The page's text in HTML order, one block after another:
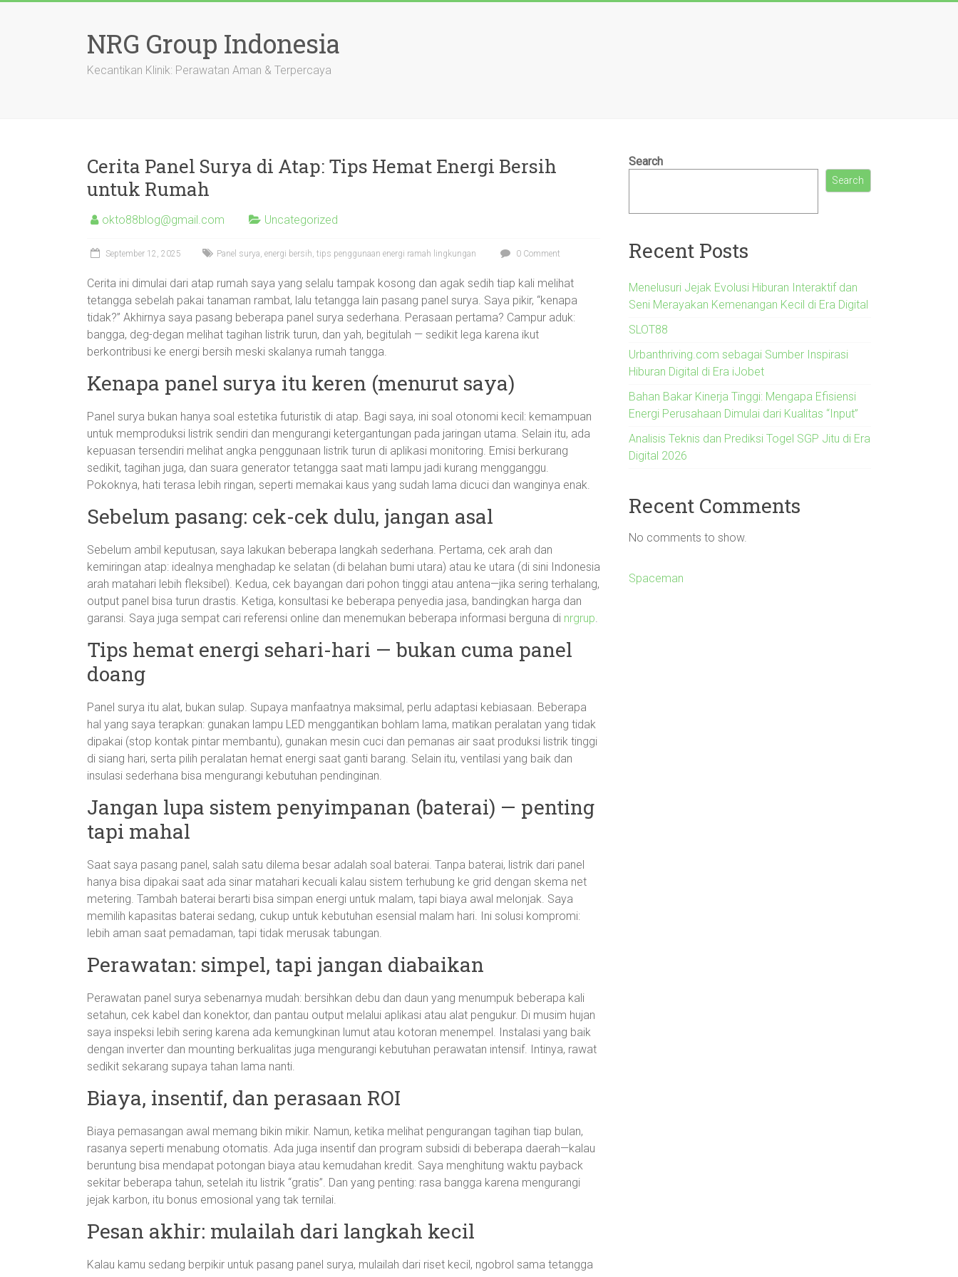
NRG Group Indonesia
Kecantikan Klinik: Perawatan Aman & Terpercaya
Cerita Panel Surya di Atap: Tips Hemat Energi Bersih
untuk Rumah
okto88blog@gmail.com Uncategorized
September 12, 2025 Panel surya, energi bersih, tips penggunaan energi ramah lingkungan 0 Comment
Cerita ini dimulai dari atap rumah saya yang selalu tampak kosong dan agak sedih tiap kali melihat
tetangga sebelah pakai tanaman rambat, lalu tetangga lain pasang panel surya. Saya pikir, “kenapa
tidak?” Akhirnya saya pasang beberapa panel surya sederhana. Perasaan pertama? Campur aduk:
bangga, deg-degan melihat tagihan listrik turun, dan yah, begitulah — sedikit lega karena ikut
berkontribusi ke energi bersih meski skalanya rumah tangga.
Kenapa panel surya itu keren (menurut saya)
Panel surya bukan hanya soal estetika futuristik di atap. Bagi saya, ini soal otonomi kecil: kemampuan
untuk memproduksi listrik sendiri dan mengurangi ketergantungan pada jaringan utama. Selain itu, ada
kepuasan tersendiri melihat angka penggunaan listrik turun di aplikasi monitoring. Emisi berkurang
sedikit, tagihan juga, dan suara generator tetangga saat mati lampu jadi kurang mengganggu.
Pokoknya, hati terasa lebih ringan, seperti memakai kaus yang sudah lama dicuci dan wanginya enak.
Sebelum pasang: cek-cek dulu, jangan asal
Sebelum ambil keputusan, saya lakukan beberapa langkah sederhana. Pertama, cek arah dan
kemiringan atap: idealnya menghadap ke selatan (di belahan bumi utara) atau ke utara (di sini Indonesia
arah matahari lebih fleksibel). Kedua, cek bayangan dari pohon tinggi atau antena—jika sering terhalang,
output panel bisa turun drastis. Ketiga, konsultasi ke beberapa penyedia jasa, bandingkan harga dan
garansi. Saya juga sempat cari referensi online dan menemukan beberapa informasi berguna di nrgrup.
Tips hemat energi sehari-hari — bukan cuma panel
doang
Panel surya itu alat, bukan sulap. Supaya manfaatnya maksimal, perlu adaptasi kebiasaan. Beberapa
hal yang saya terapkan: gunakan lampu LED menggantikan bohlam lama, matikan peralatan yang tidak
dipakai (stop kontak pintar membantu), gunakan mesin cuci dan pemanas air saat produksi listrik tinggi
di siang hari, serta pilih peralatan hemat energi saat ganti barang. Selain itu, ventilasi yang baik dan
insulasi sederhana bisa mengurangi kebutuhan pendinginan.
Jangan lupa sistem penyimpanan (baterai) — penting
tapi mahal
Saat saya pasang panel, salah satu dilema besar adalah soal baterai. Tanpa baterai, listrik dari panel
hanya bisa dipakai saat ada sinar matahari kecuali kalau sistem terhubung ke grid dengan skema net
metering. Tambah baterai berarti bisa simpan energi untuk malam, tapi biaya awal melonjak. Saya
memilih kapasitas baterai sedang, cukup untuk kebutuhan esensial malam hari. Ini solusi kompromi:
lebih aman saat pemadaman, tapi tidak merusak tabungan.
Perawatan: simpel, tapi jangan diabaikan
Perawatan panel surya sebenarnya mudah: bersihkan debu dan daun yang menumpuk beberapa kali
setahun, cek kabel dan konektor, dan pantau output melalui aplikasi atau alat pengukur. Di musim hujan
saya inspeksi lebih sering karena ada kemungkinan lumut atau kotoran menempel. Instalasi yang baik
dengan inverter dan mounting berkualitas juga mengurangi kebutuhan perawatan intensif. Intinya, rawat
sedikit sekarang supaya tahan lama nanti.
Biaya, insentif, dan perasaan ROI
Biaya pemasangan awal memang bikin mikir. Namun, ketika melihat pengurangan tagihan tiap bulan,
rasanya seperti menabung otomatis. Ada juga insentif dan program subsidi di beberapa daerah—kalau
beruntung bisa mendapat potongan biaya atau kemudahan kredit. Saya menghitung waktu payback
sekitar beberapa tahun, setelah itu listrik “gratis”. Dan yang penting: rasa bangga karena mengurangi
jejak karbon, itu bonus emosional yang tak ternilai.
Pesan akhir: mulailah dari langkah kecil
Kalau kamu sedang berpikir untuk pasang panel surya, mulailah dari riset kecil, ngobrol sama tetangga
Search
Search
Recent Posts
Menelusuri Jejak Evolusi Hiburan Interaktif dan
Seni Merayakan Kemenangan Kecil di Era Digital
SLOT88
Urbanthriving.com sebagai Sumber Inspirasi
Hiburan Digital di Era iJobet
Bahan Bakar Kinerja Tinggi: Mengapa Efisiensi
Energi Perusahaan Dimulai dari Kualitas “Input”
Analisis Teknis dan Prediksi Togel SGP Jitu di Era
Digital 2026
Recent Comments
No comments to show.
Spaceman